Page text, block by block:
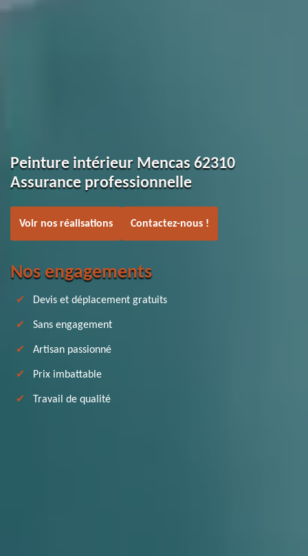
Peinture intérieur Mencas 62310
Assurance professionnelle
Voir nos réalisations Contactez-nous !
Nos engagements
Devis et déplacement gratuits
Sans engagement
Artisan passionné
Prix imbattable
Travail de qualité